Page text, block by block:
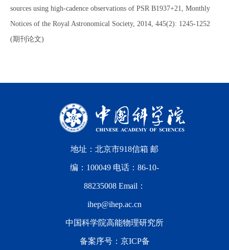
sources using high-cadence observations of PSR B1937+21, Monthly
Notices of the Royal Astronomical Society, 2014, 445(2): 1245-1252
(期刊论文)
地址：北京市918信箱 邮
编：100049 电话：86-10-
88235008 Email：
ihep@ihep.ac.cn
中国科学院高能物理研究所
备案序号： 京ICP备